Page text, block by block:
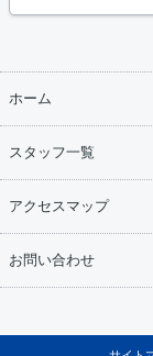
ホーム
スタッフ一覧
アクセスマップ
お問い合わせ